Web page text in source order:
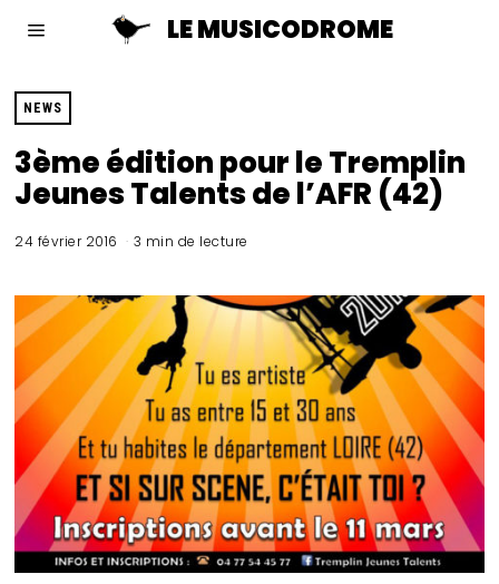
LE MUSICODROME
NEWS
3ème édition pour le Tremplin
Jeunes Talents de l’AFR (42)
24 février 2016 3 min de lecture